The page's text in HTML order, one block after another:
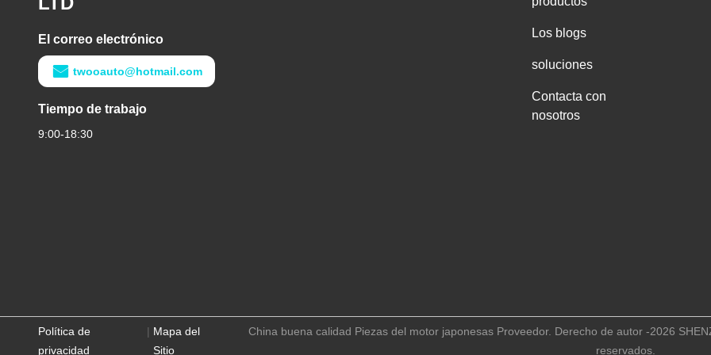
El correo electrónico
twooauto@hotmail.com
Tiempo de trabajo
9:00-18:30
Los blogs
soluciones
Contacta con
nosotros
Política de
privacidad
| Mapa del
Sitio
China buena calidad Piezas del motor japonesas Proveedor. Derecho de autor -2026
reservados.